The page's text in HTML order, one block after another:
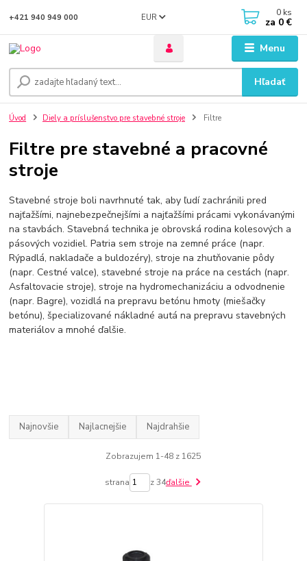
Menu
EUR
Hľadať
+421 940 949 000 0 ks
za 0 €
Úvod Diely a príslušenstvo pre stavebné stroje Filtre
Filtre pre stavebné a pracovné
stroje
Stavebné stroje boli navrhnuté tak, aby ľudí zachránili pred
najťažšími, najnebezpečnejšími a najťažšími prácami vykonávanými
na stavbách. Stavebná technika je obrovská rodina kolesových a
pásových vozidiel. Patria sem stroje na zemné práce (napr.
Rýpadlá, nakladače a buldozéry), stroje na zhutňovanie pôdy
(napr. Cestné valce), stavebné stroje na práce na cestách (napr.
Asfaltovacie stroje), stroje na hydromechanizáciu a odvodnenie
(napr. Bagre), vozidlá na prepravu betónu hmoty (miešačky
betónu), špecializované nákladné autá na prepravu stavebných
materiálov a mnohé ďalšie.
Najnovšie Najlacnejšie Najdrahšie
Zobrazujem 1-48 z 1625
strana z 34ďalšie